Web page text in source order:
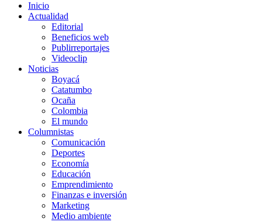
Inicio
Actualidad
Editorial
Beneficios web
Publirreportajes
Videoclip
Noticias
Boyacá
Catatumbo
Ocaña
Colombia
El mundo
Columnistas
Comunicación
Deportes
Economía
Educación
Emprendimiento
Finanzas e inversión
Marketing
Medio ambiente